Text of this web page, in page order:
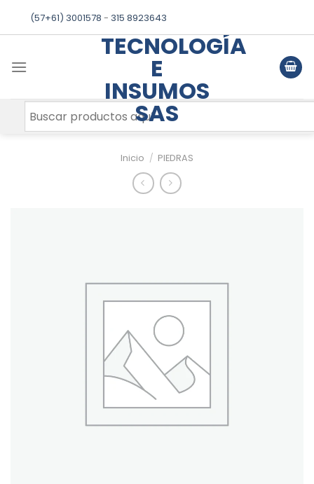
(57+61) 3001578 - 315 8923643
TECNOLOGÍA
E
INSUMOS
SAS
Inicio / PIEDRAS